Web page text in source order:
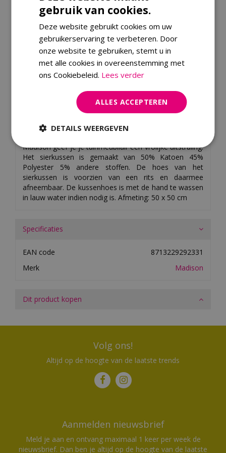
Controleer of we dit artikel ook bij jou in de regio bezorgen.
Vul jouw postcode in:
Madison geef je je tuinmeubilair een vrolijke uitstraling.
Het sierkussen is gemaakt van 50% Katoen 45%
Polyester 5% andere stoffen. De hoes van het
sierkussen is voorzien van een rits en daarmee
afneembaar. De kussenhoes is met de hand te wassen
in lauw water indien nodig is. Afmeting: 50 x 50 cm
Specificaties
EAN code
8713229292331
Merk
Madison
Dit product kopen
Volg ons!
Altijd op de hoogte van de laatste trends
Aanmelden nieuwsbrief
Meld je aan en ontvang maximaal 1 keer per week de
nieuwsbrief. Dan ben je altijd op de hoogte van de laatste
gebruik van cookies.
Deze website gebruikt cookies om uw
gebruikerservaring te verbeteren. Door
onze website te gebruiken, stemt u in
met alle cookies in overeenstemming met
ons Cookiebeleid. Lees verder
ALLES ACCEPTEREN
DETAILS WEERGEVEN